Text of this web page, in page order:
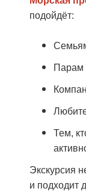
подойдёт:
Парам
Тем,
Экскурсия
и подходит